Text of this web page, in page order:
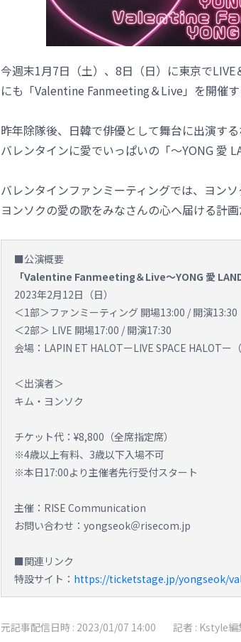
今週末1月7日（土）、8日（日）に東京でLIVE
にも「Valentine Fanmeeting＆Live」を開催す
昨年除隊後、日韓で俳優として舞台に出演す
バレンタインに愛でいっぱいの「～YONG 愛
バレンタインファンミーティングでは、ヨン
ヨンソクの愛の歌をみなさんの心へ届ける計画
■公演概要
「Valentine Fanmeeting＆Live～YONG 愛 LAND
2023年2月12日（日）
＜1部＞ファンミーティング 開場13:00 / 開演13:30
＜2部＞ LIVE 開場17:00 / 開演17:30
会場：LAPIN ET HALOTーLIVE SPACE HALOTー
＜出演者＞
キム・ヨンソク
チケット代：¥8,800（全席指定席）
※4歳以上有料、3歳以下入場不可
※本日17:00より主催者先行受付スタート
主催：RISE Communication
お問い合わせ：yongseok＠risecom.jp
■関連リンク
特設サイト： https://ticketstage.jp/yongseok/
元記事配信日時 : 2023/01/07 14:00 記者 : Kstyle編